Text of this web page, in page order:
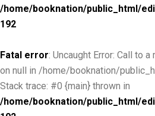
/home/booknation/public_html/
192
Fatal error: Uncaught Error: Call to
on null in /home/booknation/
Stack trace: #0 {main} thrown in
/home/booknation/public_html/